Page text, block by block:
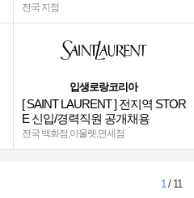
전국 지점
입생로랑코리아
[ SAINT LAURENT ] 전지역 STOR
E 신입/경력직원 공개채용
전국 백화점,아울렛,면세점
1/ 11